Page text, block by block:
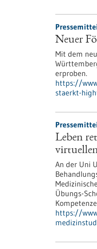
Neuer
Mit dem
erproben.
https://
staerkt-
Leben
An der Uni
Übungs-
https://